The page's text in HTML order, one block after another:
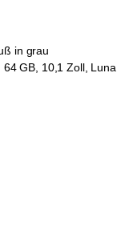
64 GB, 10,1 Zoll, Luna